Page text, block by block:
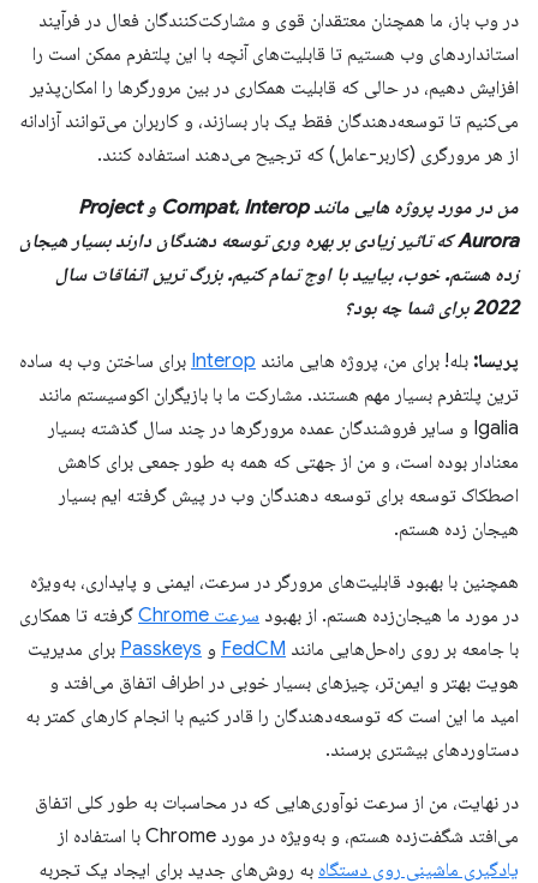
در وب باز، ما همچنان معتقدان قوی و مشارکت‌کنندگان فعال در فرآیند
استانداردهای وب هستیم تا قابلیت‌های آنچه با این پلتفرم ممکن است را
افزایش دهیم، در حالی که قابلیت همکاری در بین مرورگرها را امکان‌پذیر
می‌کنیم تا توسعه‌دهندگان فقط یک بار بسازند، و کاربران می‌توانند آزادانه
از هر مرورگری (کاربر-عامل) که ترجیح می‌دهند استفاده کنند.
من در مورد پروژه هایی مانند Compat، Interop و Project
Aurora که تاثیر زیادی بر بهره وری توسعه دهندگان دارند بسیار هیجان
زده هستم. خوب، بیایید با اوج تمام کنیم. بزرگ ترین اتفاقات سال
2022 برای شما چه بود؟
پریسا: بله! برای من، پروژه هایی مانند Interop برای ساختن وب به ساده
ترین پلتفرم بسیار مهم هستند. مشارکت ما با بازیگران اکوسیستم مانند
Igalia و سایر فروشندگان عمده مرورگرها در چند سال گذشته بسیار
معنادار بوده است، و من از جهتی که همه به طور جمعی برای کاهش
اصطکاک توسعه برای توسعه دهندگان وب در پیش گرفته ایم بسیار
هیجان زده هستم.
همچنین با بهبود قابلیت‌های مرورگر در سرعت، ایمنی و پایداری، به‌ویژه
در مورد ما هیجان‌زده هستم. از بهبود سرعت Chrome
گرفته تا همکاری
با جامعه بر روی راه‌حل‌هایی مانند FedCM و Passkeys برای مدیریت
هویت بهتر و ایمن‌تر، چیزهای بسیار خوبی در اطراف اتفاق می‌افتد و
امید ما این است که توسعه‌دهندگان را قادر کنیم با انجام کارهای کمتر به
دستاوردهای بیشتری برسند.
در نهایت، من از سرعت نوآوری‌هایی که در محاسبات به طور کلی اتفاق
می‌افتد شگفت‌زده هستم، و به‌ویژه در مورد Chrome با استفاده از
یادگیری ماشینی روی دستگاه به روش‌های جدید برای ایجاد یک تجربه